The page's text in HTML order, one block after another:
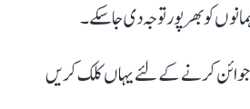
کو بھرپور توجہ دی جا سکے۔
کرنے کے لئے یہاں کلک کریں